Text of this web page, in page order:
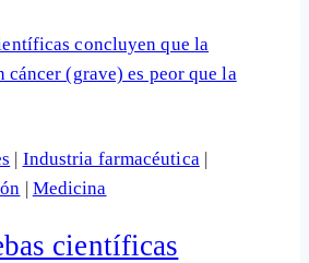
Industria farmacéutica|
Medicina
científicas